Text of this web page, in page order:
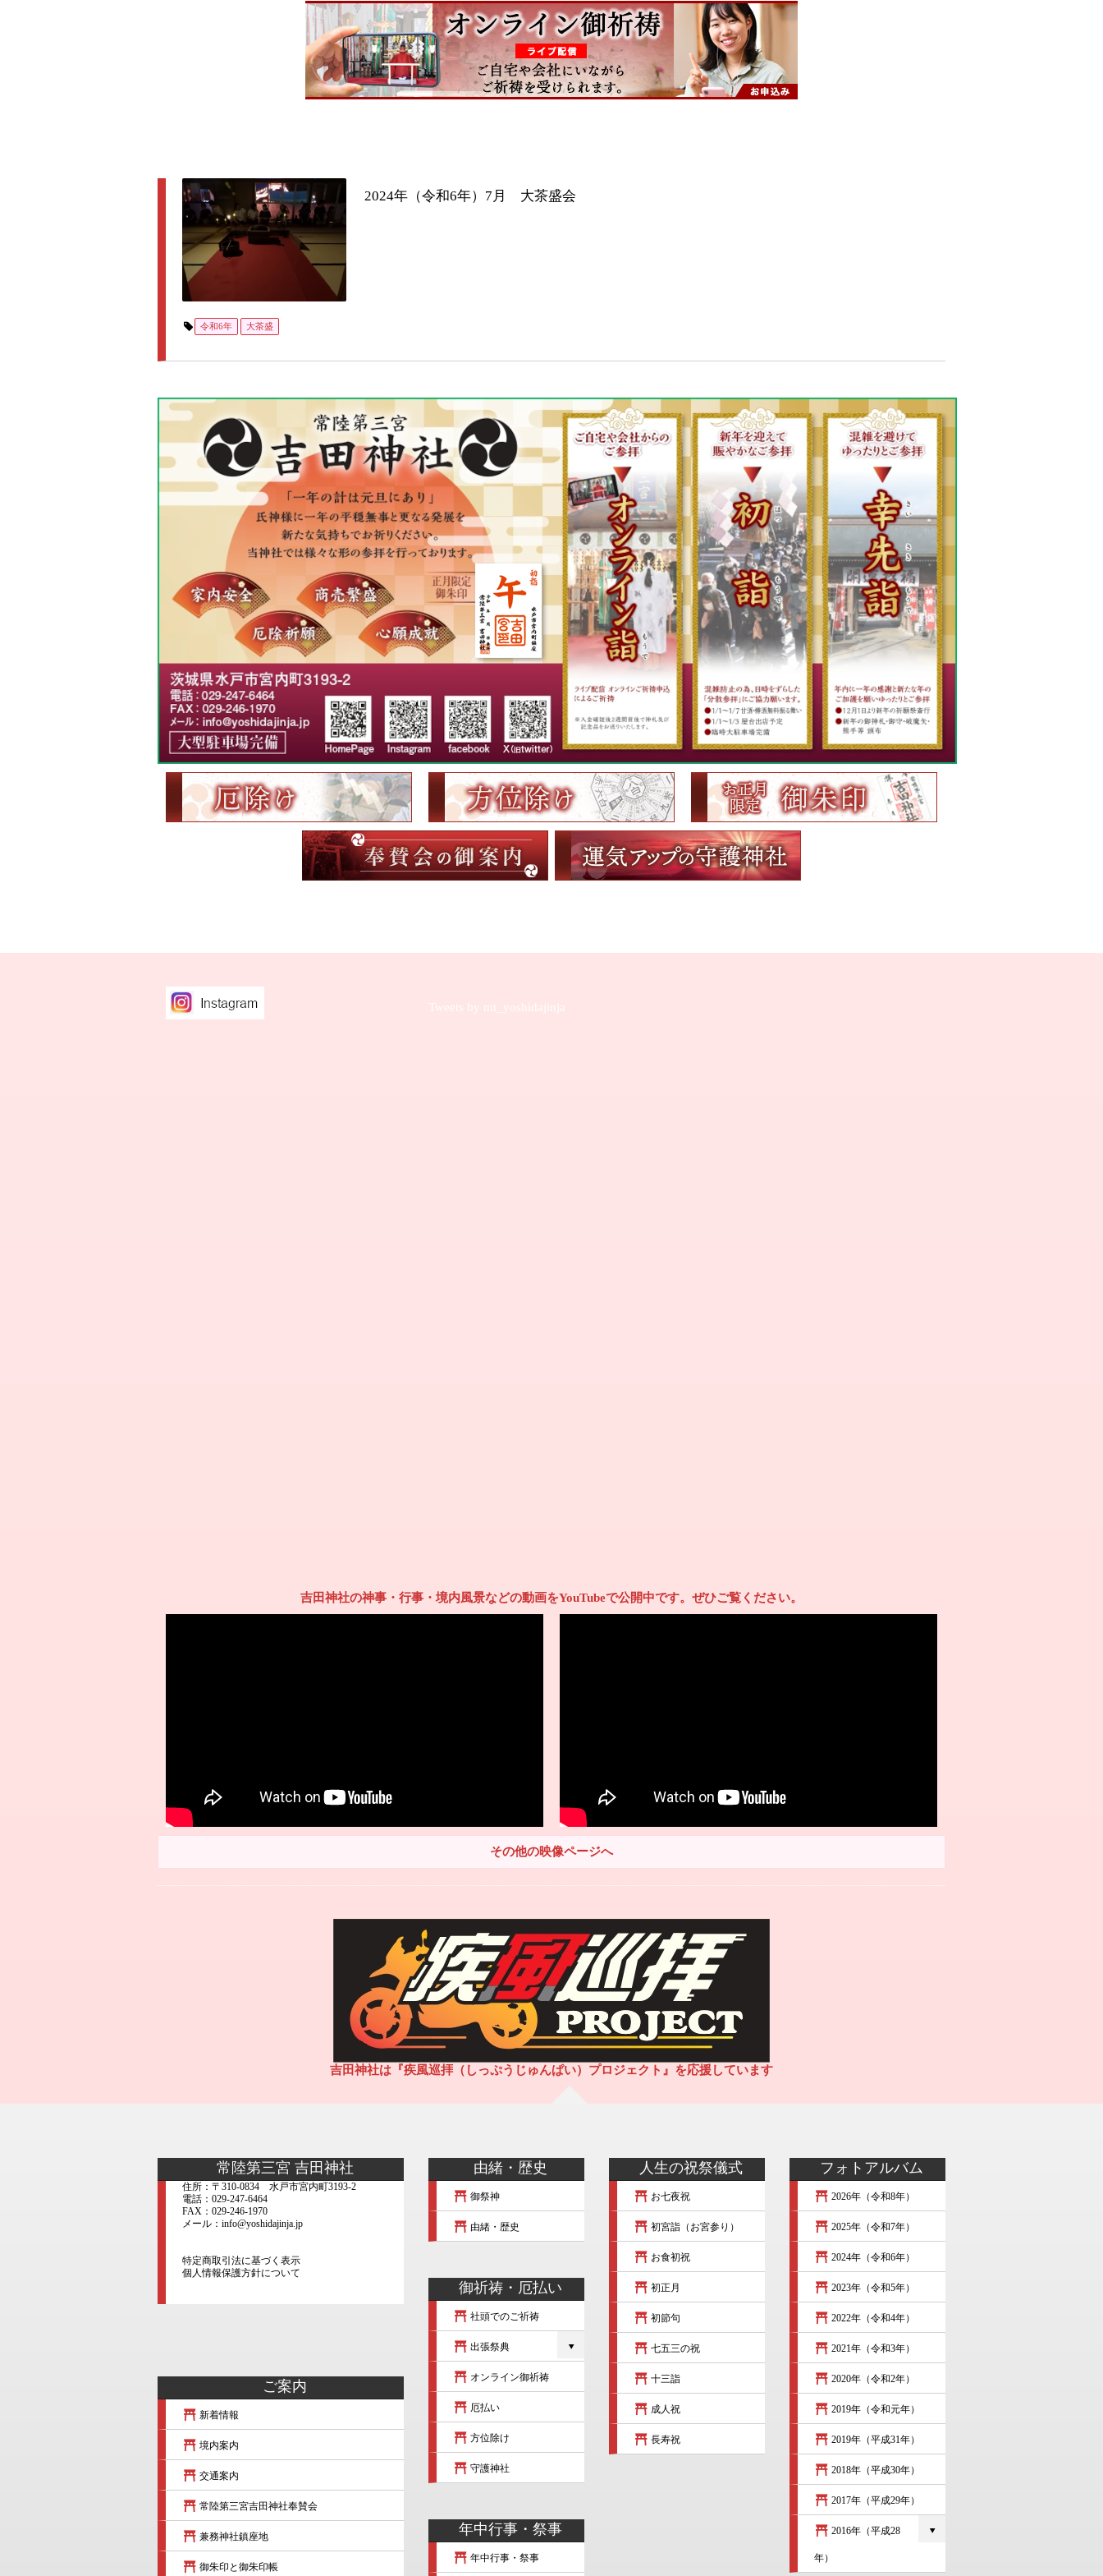
2024年（令和6年）7月 大茶盛会
令和6年 大茶盛
Tweets by mt_yoshidajinja
吉田神社の神事・行事・境内風景などの動画をYouTubeで公開中です。ぜひご覧ください。
その他の映像ページへ
吉田神社は『疾風巡拝（しっぷうじゅんぱい）プロジェクト』を応援しています
常陸第三宮 吉田神社
住所：〒310-0834 水戸市宮内町3193-2
電話：029-247-6464
FAX：029-246-1970
メール：info@yoshidajinja.jp
特定商取引法に基づく表示
個人情報保護方針について
ご案内
新着情報
境内案内
交通案内
常陸第三宮吉田神社奉賛会
兼務神社鎮座地
御朱印と御朱印帳
由緒・歴史
御祭神
由緒・歴史
御祈祷・厄払い
社頭でのご祈祷
出張祭典
オンライン御祈祷
厄払い
方位除け
守護神社
年中行事・祭事
年中行事・祭事
人生の祝祭儀式
お七夜祝
初宮詣（お宮参り）
お食初祝
初正月
初節句
七五三の祝
十三詣
成人祝
長寿祝
フォトアルバム
2026年（令和8年）
2025年（令和7年）
2024年（令和6年）
2023年（令和5年）
2022年（令和4年）
2021年（令和3年）
2020年（令和2年）
2019年（令和元年）
2019年（平成31年）
2018年（平成30年）
2017年（平成29年）
2016年（平成28
年）